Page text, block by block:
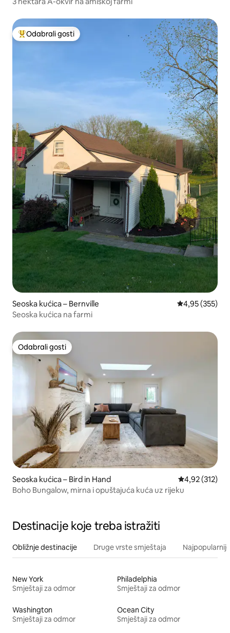
Među najviše rangiranima s oznakom „Odabrali gosti”
Odabrali gosti
Seoska kućica – Bernville Prosječna
4,95 (355)
Seoska kućica na farmi
Odabrali gosti
Odabrali gosti
Seoska kućica – Bird in Hand Prosječna
4,92 (312)
Boho Bungalow, mirna i opuštajuća kuća uz rijeku
Destinacije koje treba istražiti
Obližnje destinacije Druge vrste smještaja
New York
Smještaji za odmor
Philadelphia
Smještaji za odmor
Washington
Smještaji za odmor
Ocean City
Smještaji za odmor